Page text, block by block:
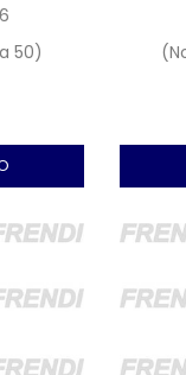
50)